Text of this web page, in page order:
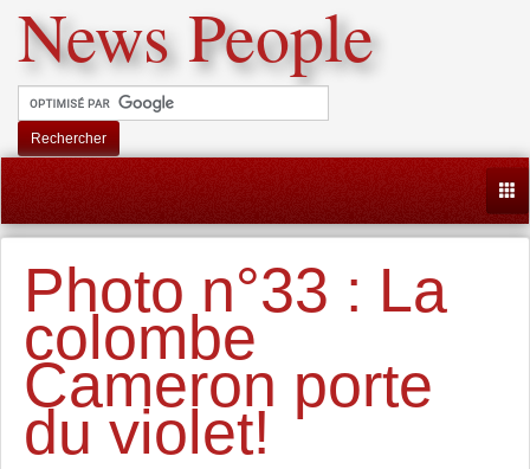
News People
Rechercher
Photo n°33 : La
colombe
Cameron porte
du violet!